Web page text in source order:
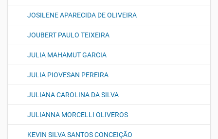
JOSILENE APARECIDA DE OLIVEIRA
JOUBERT PAULO TEIXEIRA
JULIA MAHAMUT GARCIA
JULIA PIOVESAN PEREIRA
JULIANA CAROLINA DA SILVA
JULIANNA MORCELLI OLIVEROS
KEVIN SILVA SANTOS CONCEIÇÃO